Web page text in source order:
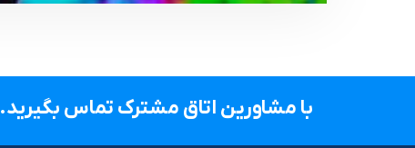
با مشاورین اتاق مشترک تماس بگیرید.